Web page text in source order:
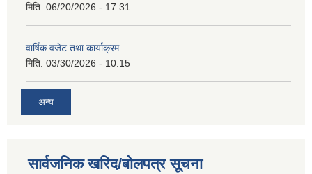
मिति: 06/20/2026 - 17:31
वार्षिक वजेट तथा कार्याक्रम
मिति: 03/30/2026 - 10:15
अन्य
सार्वजनिक खरिद/बोलपत्र सूचना